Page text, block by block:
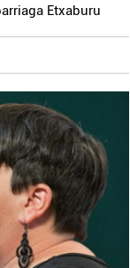
Etxaburu